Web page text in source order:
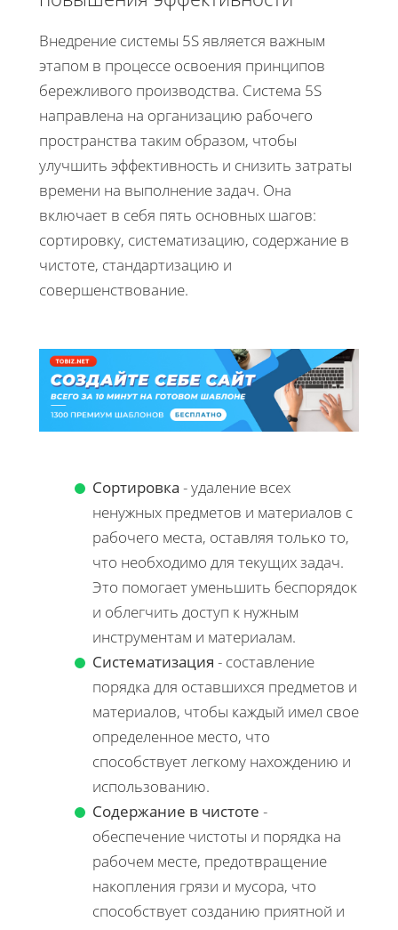
Внедрение системы 5S является важным
этапом в процессе освоения принципов
бережливого производства. Система 5S
направлена на организацию рабочего
пространства таким образом, чтобы
улучшить эффективность и снизить затраты
времени на выполнение задач. Она
включает в себя пять основных шагов:
сортировку, систематизацию, содержание в
чистоте, стандартизацию и
совершенствование.
Сортировка - удаление всех
ненужных предметов и материалов с
рабочего места, оставляя только то,
что необходимо для текущих задач.
Это помогает уменьшить беспорядок
и облегчить доступ к нужным
инструментам и материалам.
Систематизация - составление
порядка для оставшихся предметов и
материалов, чтобы каждый имел свое
определенное место, что
способствует легкому нахождению и
использованию.
Содержание в чистоте -
обеспечение чистоты и порядка на
рабочем месте, предотвращение
накопления грязи и мусора, что
способствует созданию приятной и